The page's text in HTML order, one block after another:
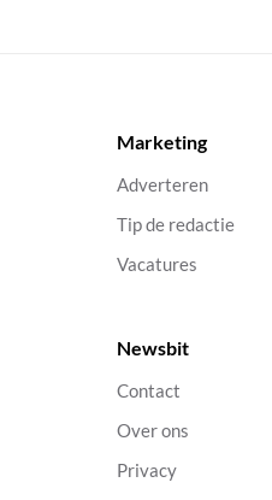
Marketing
Adverteren
Tip de redactie
Vacatures
Newsbit
Contact
Over ons
Privacy